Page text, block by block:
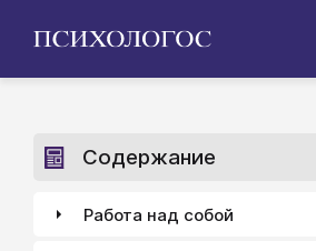
Содержание
Работа над собой